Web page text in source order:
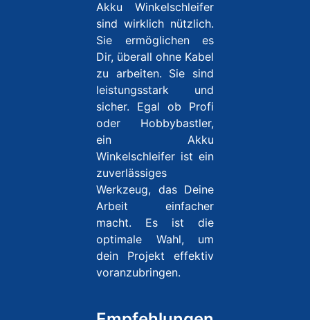
Akku Winkelschleifer
sind wirklich nützlich.
Sie ermöglichen es
Dir, überall ohne Kabel
zu arbeiten. Sie sind
leistungsstark und
sicher. Egal ob Profi
oder Hobbybastler,
ein Akku
Winkelschleifer ist ein
zuverlässiges
Werkzeug, das Deine
Arbeit einfacher
macht. Es ist die
optimale Wahl, um
dein Projekt effektiv
voranzubringen.